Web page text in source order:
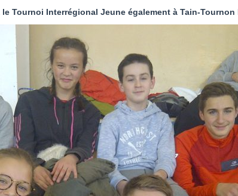
Tournoi Interrégional Jeune également à Tain-Tournon